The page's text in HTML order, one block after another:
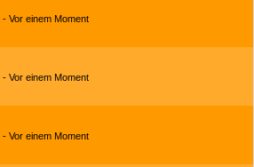
- Vor einem Moment
- Vor einem Moment
- Vor einem Moment